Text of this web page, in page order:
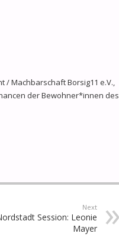
/ Machbarschaft Borsig11 e.V.,
der Bewohner*innen des
Next
Session: Leonie
Mayer